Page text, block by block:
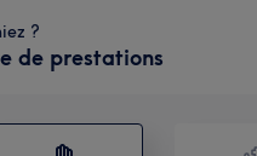
?
de prestations